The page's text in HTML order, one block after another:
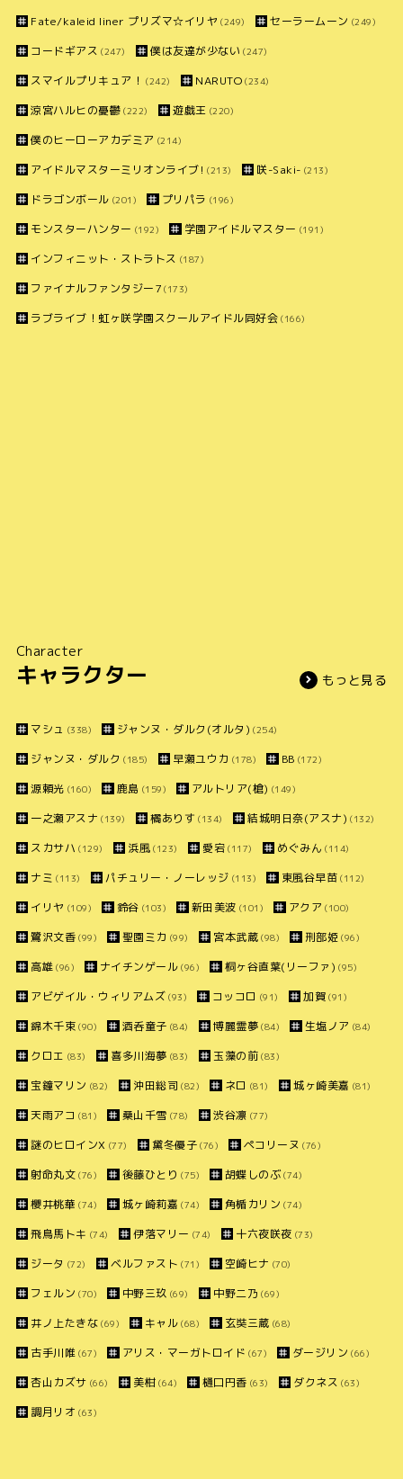
Fate/kaleid liner プリズマ☆イリヤ (249) セーラームーン (249)
コードギアス (247) 僕は友達が少ない (247)
スマイルプリキュア！ (242) NARUTO (234)
涼宮ハルヒの憂鬱 (222) 遊戯王 (220)
僕のヒーローアカデミア (214)
アイドルマスターミリオンライブ! (213) 咲-Saki- (213)
ドラゴンボール (201) プリパラ (196)
モンスターハンター (192) 学園アイドルマスター (191)
インフィニット・ストラトス (187)
ファイナルファンタジー7 (173)
ラブライブ！虹ヶ咲学園スクールアイドル同好会 (166)
Character
キャラクター もっと見る
マシュ (338) ジャンヌ・ダルク(オルタ) (254)
ジャンヌ・ダルク (185) 早瀬ユウカ (178) BB (172)
源頼光 (160) 鹿島 (159) アルトリア(槍) (149)
一之瀬アスナ (139) 橘ありす (134) 結城明日奈(アスナ) (132)
スカサハ (129) 浜風 (123) 愛宕 (117) めぐみん (114)
ナミ (113) パチュリー・ノーレッジ (113) 東風谷早苗 (112)
イリヤ (109) 鈴谷 (103) 新田美波 (101) アクア (100)
鷺沢文香 (99) 聖園ミカ (99) 宮本武蔵 (98) 刑部姫 (96)
高雄 (96) ナイチンゲール (96) 桐ヶ谷直葉(リーファ) (95)
アビゲイル・ウィリアムズ (93) コッコロ (91) 加賀 (91)
錦木千束 (90) 酒呑童子 (84) 博麗霊夢 (84) 生塩ノア (84)
クロエ (83) 喜多川海夢 (83) 玉藻の前 (83)
宝鐘マリン (82) 沖田総司 (82) ネロ (81) 城ヶ崎美嘉 (81)
天雨アコ (81) 桑山千雪 (78) 渋谷凛 (77)
謎のヒロインX (77) 黛冬優子 (76) ペコリーヌ (76)
射命丸文 (76) 後藤ひとり (75) 胡蝶しのぶ(74)
櫻井桃華 (74) 城ヶ崎莉嘉 (74) 角楯カリン (74)
飛鳥馬トキ (74) 伊落マリー (74) 十六夜咲夜 (73)
ジータ (72) ベルファスト (71) 空崎ヒナ (70)
フェルン (70) 中野三玖 (69) 中野二乃 (69)
井ノ上たきな (69) キャル (68) 玄奘三蔵 (68)
古手川唯 (67) アリス・マーガトロイド (67) ダージリン (66)
杏山カズサ (66) 美柑 (64) 樋口円香 (63) ダクネス (63)
調月リオ (63)